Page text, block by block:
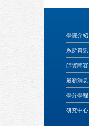
學院介紹
系所資訊
師資陣容
最新消息
學分學程
研究中心